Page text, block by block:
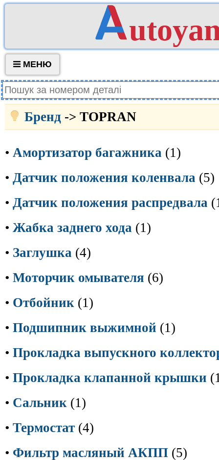
МЕНЮ
Бренд -> TOPRAN
• Амортизатор багажника (1)
• Датчик положения коленвала (5)
• Датчик положения распредвала
• Жабка заднего хода (1)
• Заглушка (4)
• Моторчик омывателя (6)
• Отбойник (1)
• Подшипник выжимной (1)
• Прокладка выпускного
• Прокладка клапанной крышки
• Сальник (1)
• Термостат (4)
• Фильтр масляный АКПП (5)